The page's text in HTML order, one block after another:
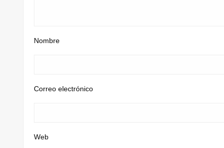
Nombre
Correo electrónico
Web